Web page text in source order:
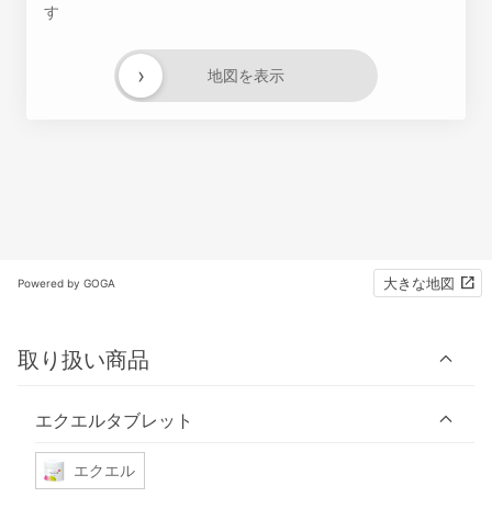
す
地図を表示
›
Powered by GOGA 大きな地図
取り扱い商品
エクエルタブレット
エクエル